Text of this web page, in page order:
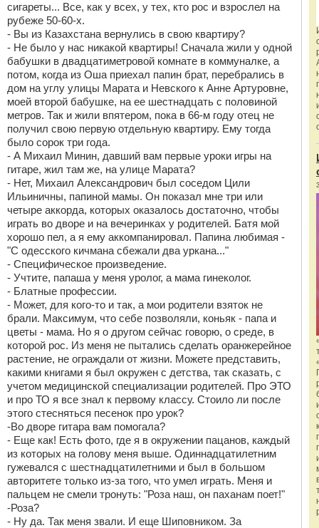
сигареты... Все, как у всех, у тех, кто рос и взрослел на
рубеже 50-60-х.
- Вы из Казахстана вернулись в свою квартиру?
- Не было у нас никакой квартиры! Сначала жили у одной
бабушки в двадцатиметровой комнате в коммуналке, а
потом, когда из Оша приехал папин брат, перебрались в
дом на углу улицы Марата и Невского к Анне Артуровне,
моей второй бабушке, на ее шестнадцать с половиной
метров. Так и жили впятером, пока в 66-м году отец не
получил свою первую отдельную квартиру. Ему тогда
было сорок три года.
- А Михаил Минин, давший вам первые уроки игры на
гитаре, жил там же, на улице Марата?
- Нет, Михаил Александрович был соседом Цили
Ильиничны, папиной мамы. Он показал мне три или
четыре аккорда, которых оказалось достаточно, чтобы
играть во дворе и на вечеринках у родителей. Батя мой
хорошо пел, а я ему аккомпанировал. Папина любимая -
"С одесского кичмана сбежали два уркана..."
- Специфическое произведение.
- Учтите, папаша у меня уролог, а мама гинеколог.
- Блатные профессии.
- Может, для кого-то и так, а мои родители взяток не
брали. Максимум, что себе позволяли, коньяк - папа и
цветы - мама. Но я о другом сейчас говорю, о среде, в
которой рос. Из меня не пытались сделать оранжерейное
растение, не ограждали от жизни. Можете представить,
какими книгами я был окружен с детства, так сказать, с
учетом медицинской специализации родителей. Про ЭТО
и про ТО я все знал к первому классу. Стоило ли после
этого стесняться песенок про урок?
-Во дворе гитара вам помогала?
- Еще как! Есть фото, где я в окружении пацанов, каждый
из которых на голову меня выше. Одиннадцатилетним
гужевался с шестнадцатилетними и был в большом
авторитете только из-за того, что умел играть. Меня и
пальцем не смели тронуть: "Роза наш, он паханам поет!"
-Роза?
- Ну да. Так меня звали. И еще Шиповником. За